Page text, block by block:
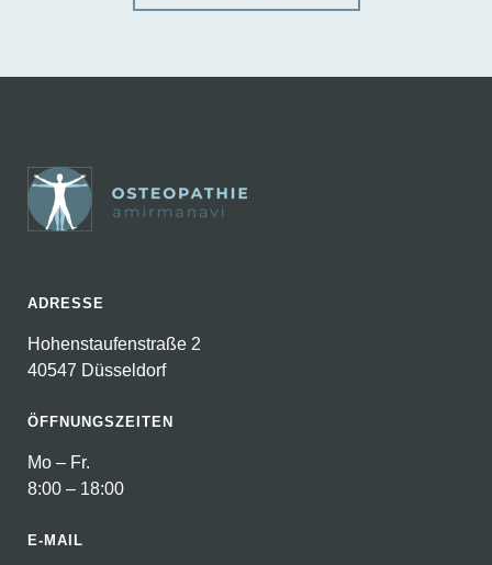
ADRESSE
Hohenstaufenstraße 2
40547 Düsseldorf
ÖFFNUNGSZEITEN
Mo – Fr.
8:00 – 18:00
E-MAIL